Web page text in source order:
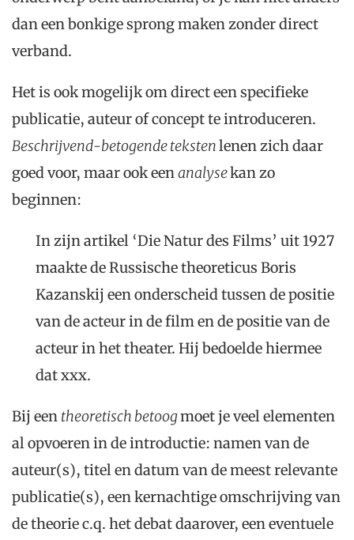
dan een bonkige sprong maken zonder direct
verband.
Het is ook mogelijk om direct een specifieke
publicatie, auteur of concept te introduceren.
Beschrijvend-betogende tekstenlenen zich daar
goed voor, maar ook eenanalysekan zo
beginnen:
In zijn artikel ‘Die Natur des Films’ uit 1927
maakte de Russische theoreticus Boris
Kazanskij een onderscheid tussen de positie
van de acteur in de film en de positie van de
acteur in het theater. Hij bedoelde hiermee
dat xxx.
Bij een theoretisch betoogmoet je veel elementen
al opvoeren in de introductie: namen van de
auteur(s), titel en datum van de meest relevante
publicatie(s), een kernachtige omschrijving van
de theorie c.q. het debat daarover, een eventuele